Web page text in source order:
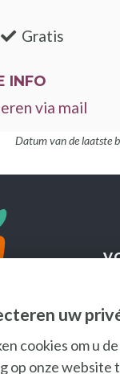
uw
cookies om u
op onze website
Gratis
INFO
via mail
Datum van de laatste